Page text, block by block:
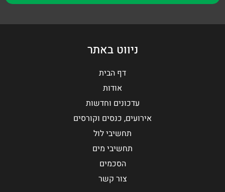
ניווט באתר
דף הבית
אודות
עדכונים וחדשות
אירועים, כנסים וקורסים
תחשיבי לול
תחשיבי מים
הסכמים
צור קשר